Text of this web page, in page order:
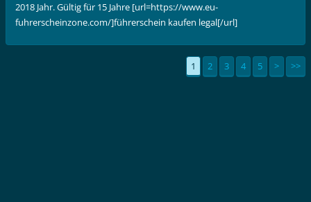
2018 Jahr. Gültig für 15 Jahre [url=https://www.eu-
fuhrerscheinzone.com/]führerschein kaufen legal[/url]
1 2 3 4 5 > >>